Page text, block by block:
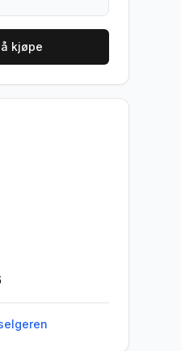
kjøpe